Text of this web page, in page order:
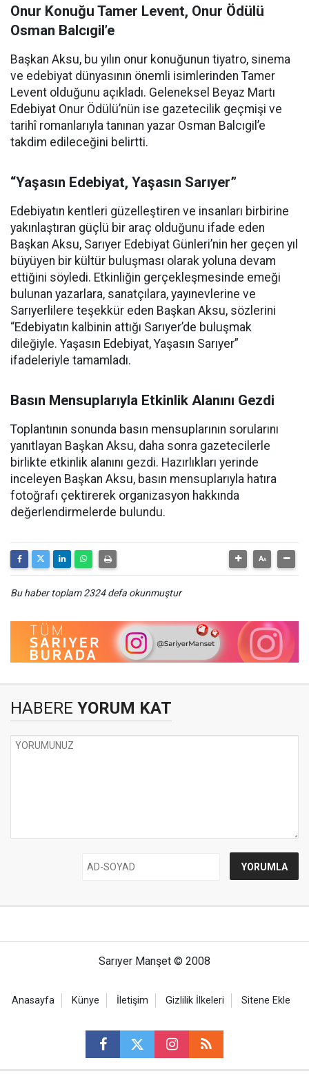
Onur Konuğu Tamer Levent, Onur Ödülü
Osman Balcıgil’e
Başkan Aksu, bu yılın onur konuğunun tiyatro, sinema
ve edebiyat dünyasının önemli isimlerinden Tamer
Levent olduğunu açıkladı. Geleneksel Beyaz Martı
Edebiyat Onur Ödülü’nün ise gazetecilik geçmişi ve
tarihî romanlarıyla tanınan yazar Osman Balcıgil’e
takdim edileceğini belirtti.
“Yaşasın Edebiyat, Yaşasın Sarıyer”
Edebiyatın kentleri güzelleştiren ve insanları birbirine
yakınlaştıran güçlü bir araç olduğunu ifade eden
Başkan Aksu, Sarıyer Edebiyat Günleri’nin her geçen yıl
büyüyen bir kültür buluşması olarak yoluna devam
ettiğini söyledi. Etkinliğin gerçekleşmesinde emeği
bulunan yazarlara, sanatçılara, yayınevlerine ve
Sarıyerlilere teşekkür eden Başkan Aksu, sözlerini
“Edebiyatın kalbinin attığı Sarıyer’de buluşmak
dileğiyle. Yaşasın Edebiyat, Yaşasın Sarıyer”
ifadeleriyle tamamladı.
Basın Mensuplarıyla Etkinlik Alanını Gezdi
Toplantının sonunda basın mensuplarının sorularını
yanıtlayan Başkan Aksu, daha sonra gazetecilerle
birlikte etkinlik alanını gezdi. Hazırlıkları yerinde
inceleyen Başkan Aksu, basın mensuplarıyla hatıra
fotoğrafı çektirerek organizasyon hakkında
değerlendirmelerde bulundu.
Bu haber toplam 2324 defa okunmuştur
HABERE YORUM KAT
Sarıyer Manşet © 2008
Anasayfa Künye İletişim Gizlilik İlkeleri Sitene Ekle